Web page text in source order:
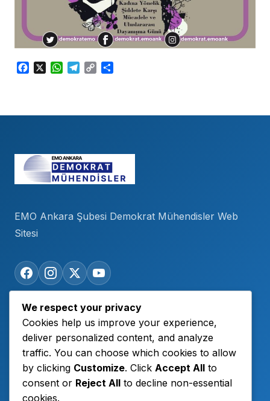
FacebookWhatsApp
Telegram
Copy
EMO Ankara Şubesi Demokrat Mühendisler Web
Sitesi
Hızlı Bağlantılar
Duyurular
DEMOTV
Açıklamalar
We respect your privacy
Cookies help us improve your experience,
deliver personalized content, and analyze
traffic. You can choose which cookies to allow
by clicking Customize. Click Accept All to
consent or Reject All to decline non-essential
cookies.